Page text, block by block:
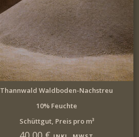
IN DEN WARENKORB
Thannwald Waldboden-Nachstreu
10% Feuchte
Schüttgut, Preis pro m³